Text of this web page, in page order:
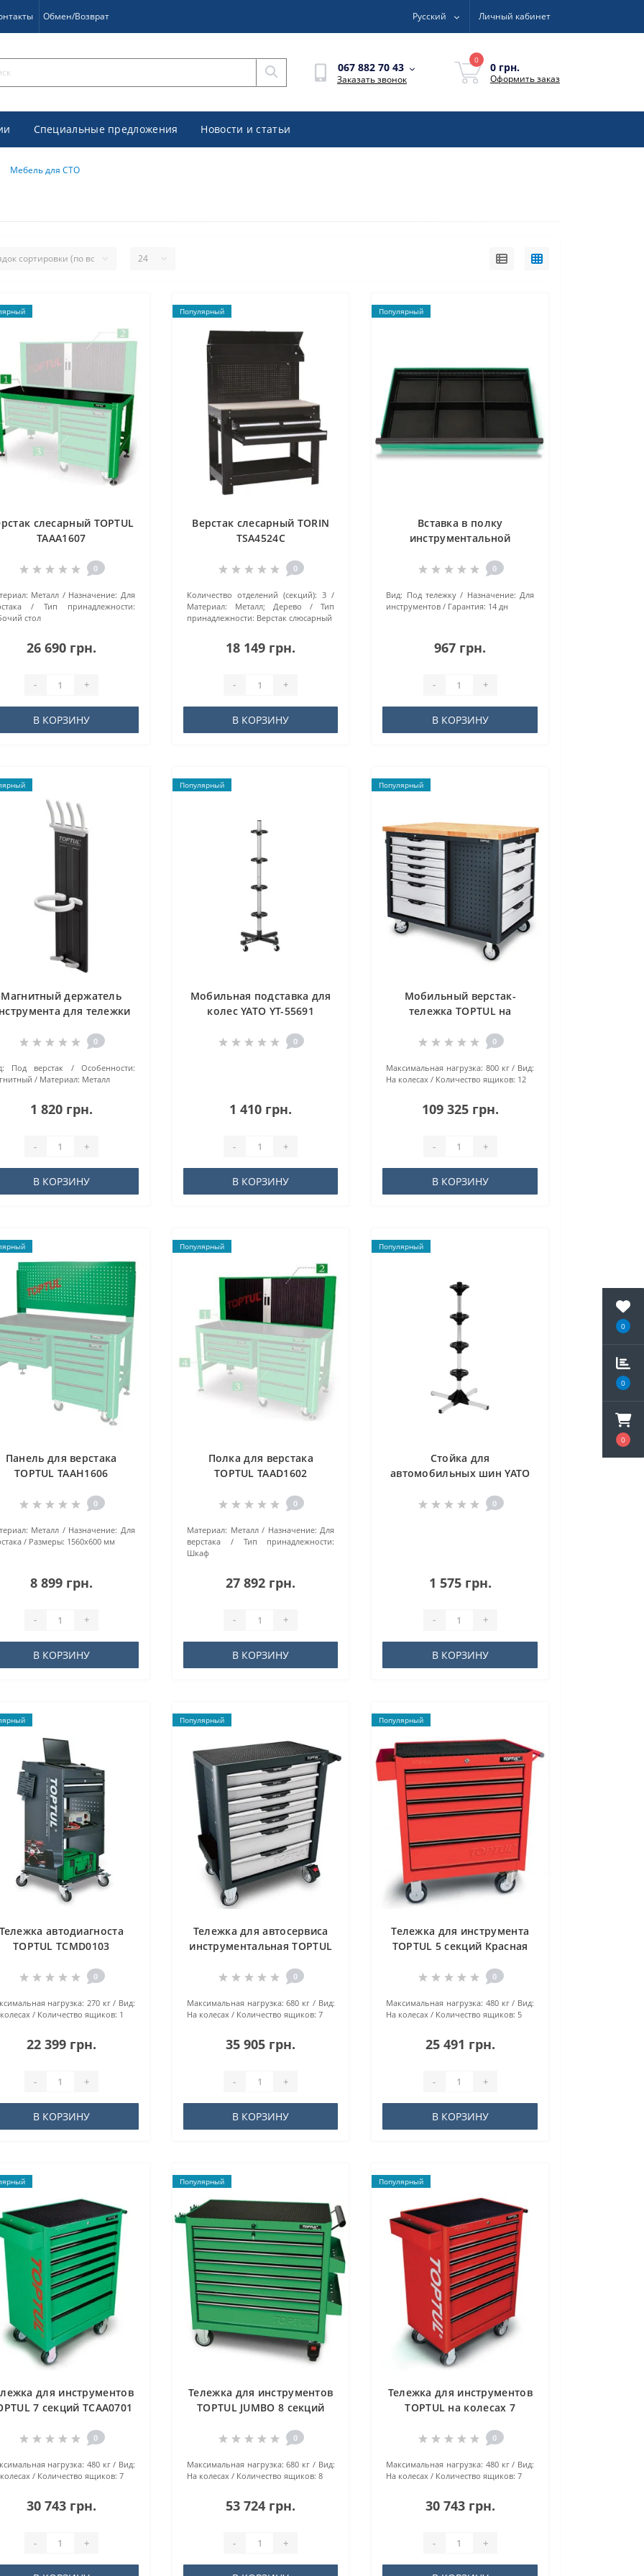
0
0
0
Обмен/Возврат Русский Личный кабинет
067 882 70 43
Заказать звонок
0
0 грн.
Оформить заказ
Специальные предложения Новости и статьи
Мебель для СТО
слесарный TOPTUL
TAAA1607
0
Металл Назначение: Для
Тип принадлежности:
стол
26 690 грн.
- +
В КОРЗИНУ
Популярный
Верстак слесарный TORIN
TSA4524C
0
Количество отделений (секций): 3
Материал:
Металл; Дерево
Тип
принадлежности: Верстак слюсарный
18 149 грн.
- +
В КОРЗИНУ
Популярный
Вставка в полку
инструментальной
0
Вид: Под тележку Назначение: Для
инструментов
Гарантия: 14 дн
967 грн.
- +
В КОРЗИНУ
Магнитный держатель
для тележки
0
Под верстак
Особенности:
Материал: Металл
1 820 грн.
- +
В КОРЗИНУ
Популярный
Мобильная подставка для
колес YATO YT-55691
0
1 410 грн.
- +
В КОРЗИНУ
Популярный
Мобильный верстак-
тележка TOPTUL на
0
Maкcимaльнaя нaгpузкa: 800 кг
Вид:
На колесах
Количество ящиков: 12
109 325 грн.
- +
В КОРЗИНУ
Панель для верстака
TOPTUL TAAH1606
0
Металл Назначение: Для
Размеры: 1560х600 мм
8 899 грн.
- +
В КОРЗИНУ
Популярный
Полка для верстака
TOPTUL TAAD1602
0
Материал: Металл Назначение: Для
верстака
Тип принадлежности:
Шкаф
27 892 грн.
- +
В КОРЗИНУ
Популярный
Стойка для
автомобильных шин YATO
0
1 575 грн.
- +
В КОРЗИНУ
автодиагноста
TOPTUL TCMD0103
0
нaгpузкa: 270 кг
Вид:
Количество ящиков: 1
22 399 грн.
- +
В КОРЗИНУ
Популярный
Тележка для автосервиса
инструментальная TOPTUL
TCAL0703
0
Maкcимaльнaя нaгpузкa: 680 кг
Вид:
На колесах
Количество ящиков: 7
35 905 грн.
- +
В КОРЗИНУ
Популярный
Тележка для инструмента
TOPTUL 5 секций Красная
0
Maкcимaльнaя нaгpузкa: 480 кг
Вид:
На колесах
Количество ящиков: 5
25 491 грн.
- +
В КОРЗИНУ
для инструментов
7 секций TCAA0701
0
нaгpузкa: 480 кг
Вид:
Количество ящиков: 7
30 743 грн.
- +
Популярный
Тележка для инструментов
TOPTUL JUMBO 8 секций
0
Maкcимaльнaя нaгpузкa: 680 кг
Вид:
На колесах
Количество ящиков: 8
53 724 грн.
- +
Популярный
Тележка для инструментов
TOPTUL на колесах 7
0
Maкcимaльнaя нaгpузкa: 480 кг
Вид:
На колесах
Количество ящиков: 7
30 743 грн.
- +